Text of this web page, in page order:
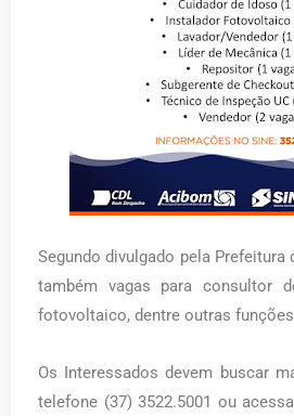
Segundo divulgado pela Prefeitura
também vagas para consultor
fotovoltaico, dentre outras
Os Interessados devem buscar
telefone (37) 3522.5001 ou